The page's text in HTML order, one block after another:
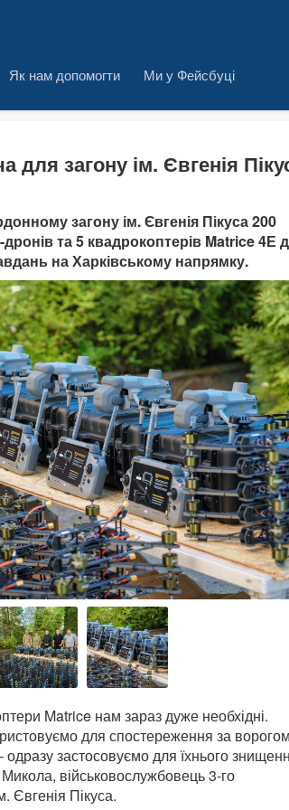
Як нам допомогти Ми у Фейсбуці
для загону ім. Євгенія
загону ім. Євгенія Пікуса 200
та 5 квадрокоптерів Matrice 4Е
на Харківському напрямку.
Matrice нам зараз дуже необхідні.
для спостереження за
застосовуємо для їхнього
військовослужбовець 3-го
Євгенія Пікуса.